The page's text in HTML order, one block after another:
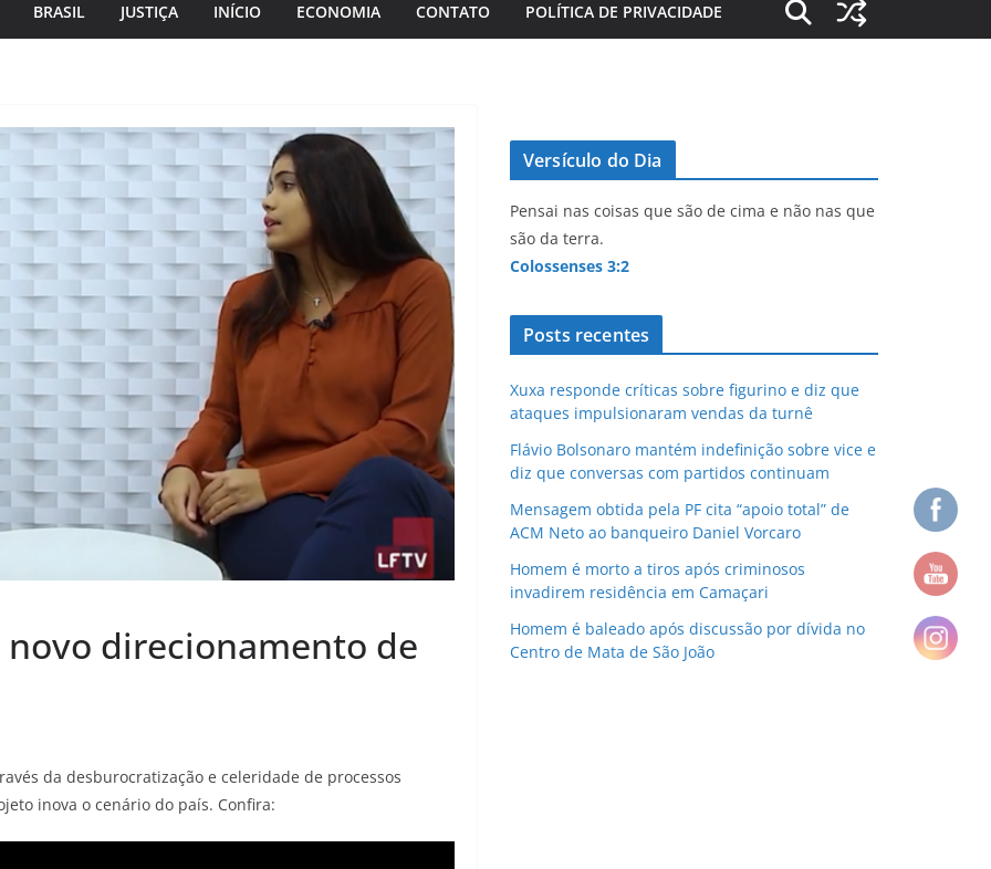
BRASIL JUSTIÇA INÍCIO ECONOMIA CONTATO POLÍTICA DE PRIVACIDADE
direcionamento de
da desburocratização e celeridade de processos
inova o cenário do país. Confira:
Versículo do Dia
Pensai nas coisas que são de cima e não nas que
são da terra.
Colossenses 3:2
Posts recentes
Xuxa responde críticas sobre figurino e diz que
ataques impulsionaram vendas da turnê
Flávio Bolsonaro mantém indefinição sobre vice e
diz que conversas com partidos continuam
Mensagem obtida pela PF cita “apoio total” de
ACM Neto ao banqueiro Daniel Vorcaro
Homem é morto a tiros após criminosos
invadirem residência em Camaçari
Homem é baleado após discussão por dívida no
Centro de Mata de São João